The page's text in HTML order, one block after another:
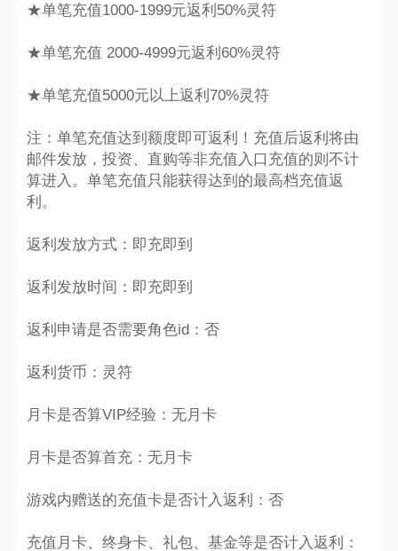
★单笔充值1000-1999元返利50%灵符
★单笔充值 2000-4999元返利60%灵符
★单笔充值5000元以上返利70%灵符
注：单笔充值达到额度即可返利！充值后返利将由
邮件发放，投资、直购等非充值入口充值的则不计
算进入。单笔充值只能获得达到的最高档充值返
利。
返利发放方式：即充即到
返利发放时间：即充即到
返利申请是否需要角色id：否
返利货币：灵符
月卡是否算VIP经验：无月卡
月卡是否算首充：无月卡
游戏内赠送的充值卡是否计入返利：否
充值月卡、终身卡、礼包、基金等是否计入返利：